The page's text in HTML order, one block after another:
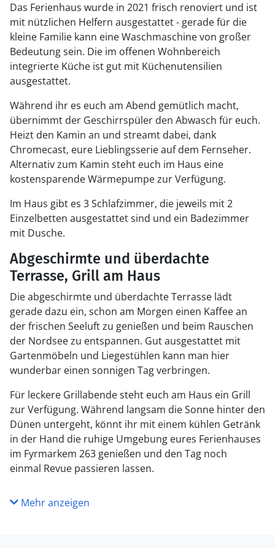
Das Ferienhaus wurde in 2021 frisch renoviert und ist
mit nützlichen Helfern ausgestattet - gerade für die
kleine Familie kann eine Waschmaschine von großer
Bedeutung sein. Die im offenen Wohnbereich
integrierte Küche ist gut mit Küchenutensilien
ausgestattet.
Während ihr es euch am Abend gemütlich macht,
übernimmt der Geschirrspüler den Abwasch für euch.
Heizt den Kamin an und streamt dabei, dank
Chromecast, eure Lieblingsserie auf dem Fernseher.
Alternativ zum Kamin steht euch im Haus eine
kostensparende Wärmepumpe zur Verfügung.
Im Haus gibt es 3 Schlafzimmer, die jeweils mit 2
Einzelbetten ausgestattet sind und ein Badezimmer
mit Dusche.
Abgeschirmte und überdachte
Terrasse, Grill am Haus
Die abgeschirmte und überdachte Terrasse lädt
gerade dazu ein, schon am Morgen einen Kaffee an
der frischen Seeluft zu genießen und beim Rauschen
der Nordsee zu entspannen. Gut ausgestattet mit
Gartenmöbeln und Liegestühlen kann man hier
wunderbar einen sonnigen Tag verbringen.
Für leckere Grillabende steht euch am Haus ein Grill
zur Verfügung. Während langsam die Sonne hinter den
Dünen untergeht, könnt ihr mit einem kühlen Getränk
in der Hand die ruhige Umgebung eures Ferienhauses
im Fyrmarkem 263 genießen und den Tag noch
einmal Revue passieren lassen.
Mehr anzeigen